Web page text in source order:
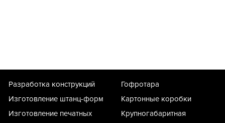
Разработка конструкций
Изготовление штанц-форм
Изготовление печатных
Гофротара
Картонные коробки
Крупногабаритная